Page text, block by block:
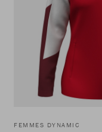
FEMMES DYNAMIC